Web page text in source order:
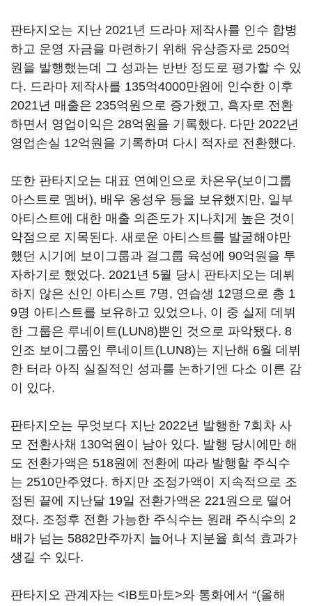
판타지오는 지난 2021년 드라마 제작사를 인수 합병
하고 운영 자금을 마련하기 위해 유상증자로 250억
원을 발행했는데 그 성과는 반반 정도로 평가할 수 있
다. 드라마 제작사를 135억4000만원에 인수한 이후
2021년 매출은 235억원으로 증가했고, 흑자로 전환
하면서 영업이익은 28억원을 기록했다. 다만 2022년
영업손실 12억원을 기록하며 다시 적자로 전환했다.
또한 판타지오는 대표 연예인으로 차은우(보이그룹
아스트로 멤버), 배우 옹성우 등을 보유했지만, 일부
아티스트에 대한 매출 의존도가 지나치게 높은 것이
약점으로 지목된다. 새로운 아티스트를 발굴해야만
했던 시기에 보이그룹과 걸그룹 육성에 90억원을 투
자하기로 했었다. 2021년 5월 당시 판타지오는 데뷔
하지 않은 신인 아티스트 7명, 연습생 12명으로 총 1
9명 아티스트를 보유하고 있었으나, 이 중 실제 데뷔
한 그룹은 루네이트(LUN8)뿐인 것으로 파악됐다. 8
인조 보이그룹인 루네이트(LUN8)는 지난해 6월 데뷔
한 터라 아직 실질적인 성과를 논하기엔 다소 이른 감
이 있다.
판타지오는 무엇보다 지난 2022년 발행한 7회차 사
모 전환사채 130억원이 남아 있다. 발행 당시에만 해
도 전환가액은 518원에 전환에 따라 발행할 주식수
는 2510만주였다. 하지만 조정가액이 지속적으로 조
정된 끝에 지난달 19일 전환가액은 221원으로 떨어
졌다. 조정후 전환 가능한 주식수는 원래 주식수의 2
배가 넘는 5882만주까지 늘어나 지분율 희석 효과가
생길 수 있다.
판타지오 관계자는 <IB토마토>와 통화에서 “(올해